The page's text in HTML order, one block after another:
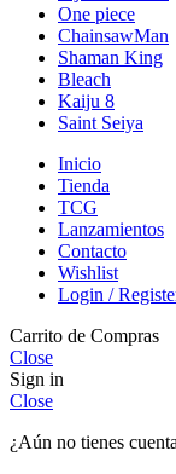
One piece
ChainsawMan
Shaman King
Bleach
Kaiju 8
Saint Seiya
Inicio
Tienda
TCG
Lanzamientos
Contacto
Wishlist
Login /
Carrito de Compras
Close
Sign in
Close
¿Aún no tienes